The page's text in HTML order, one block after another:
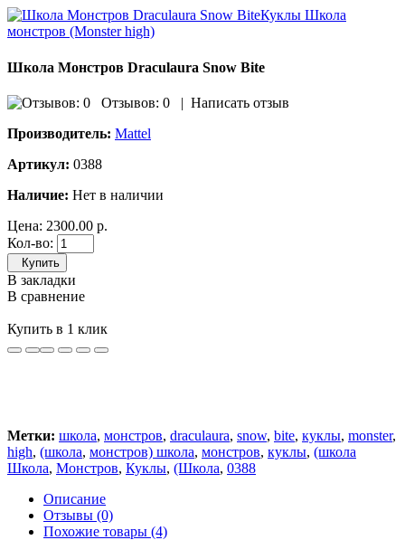
Школа Монстров Draculaura Snow Bite
Отзывов: 0 | Написать отзыв
Производитель: Mattel
Артикул: 0388
Наличие: Нет в наличии
Цена: 2300.00 р.
Кол-во:
Купить
В закладки
В сравнение
Купить в 1 клик
Метки: школа, монстров, draculaura, snow, bite, куклы, monster,
high, (школа, монстров) школа, монстров, куклы, (школа
Школа, Монстров, Куклы, (Школа, 0388
Описание
Отзывы (0)
Похожие товары (4)